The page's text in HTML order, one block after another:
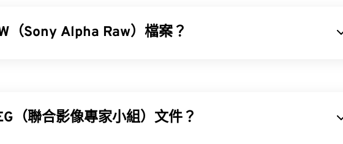
（Sony Alpha Raw）檔案？
檔案？
（聯合影像專家小組）文件？